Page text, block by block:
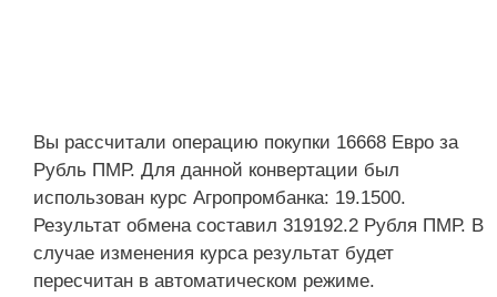
Вы рассчитали операцию покупки 16668 Евро за
Рубль ПМР. Для данной конвертации был
использован курс Агропромбанка: 19.1500.
Результат обмена составил 319192.2 Рубля ПМР. В
случае изменения курса результат будет
пересчитан в автоматическом режиме.